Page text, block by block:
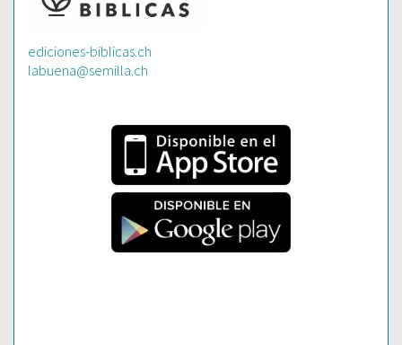
ediciones-biblicas.ch
labuena@semilla.ch